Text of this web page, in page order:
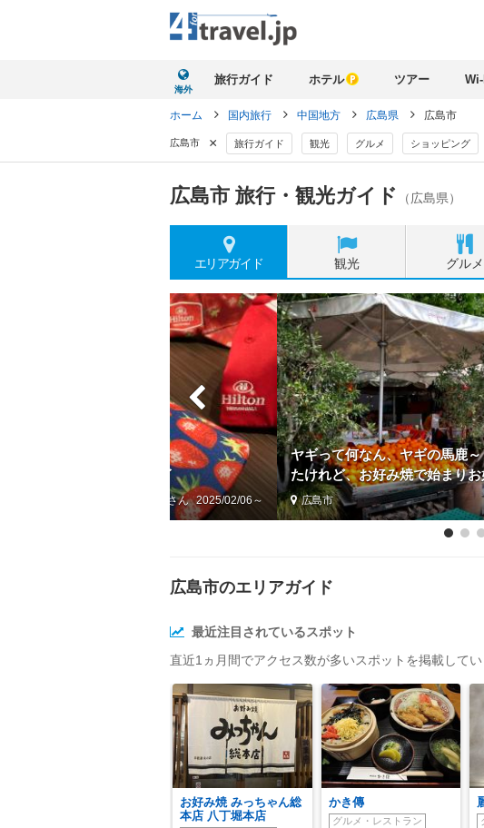
海外
旅行ガイド ホテル ツアー
ホーム 国内旅行 中国地方 広島県 広島市
広島市 × 旅行ガイド 観光 グルメ ショッピング
広島市 旅行・観光ガイド （広島県）
エリアガイド 観光 グルメ
ヤギって何なん、ヤギの馬鹿
たけれど、お好み焼で始まり
旅(前編)原爆ドームと八昌♪
広島市
ヒルトン広島ホテルステイ
2025/02/06～
広島市のエリアガイド
最近注目されているスポット
直近1ヵ月間でアクセス数が多いスポットを掲載してい
お好み焼 みっちゃん総
本店 八丁堀本店
かき傳
グルメ・レストラン